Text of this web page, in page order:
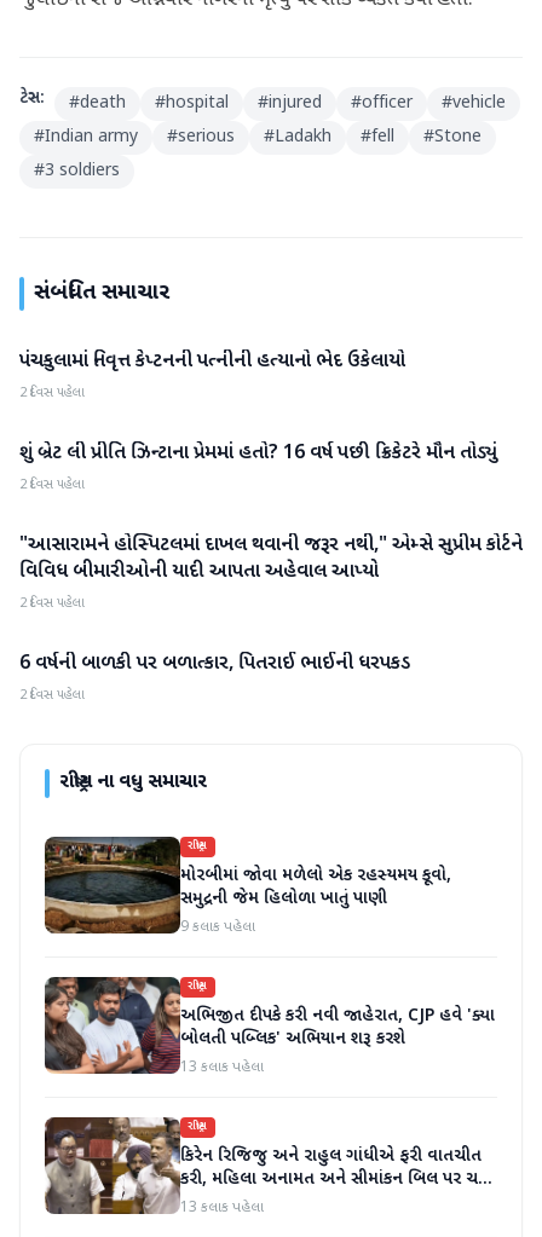
ટેગ્સ: #death #hospital #injured #officer #vehicle
#Indian army #serious #Ladakh #fell #Stone
#3 soldiers
સંબંધિત સમાચાર
રાષ્ટ્રીય
પંચકુલામાં નિવૃત્ત કેપ્ટનની પત્નીની હત્યાનો ભેદ ઉકેલાયો
2 દિવસ પહેલા
રાષ્ટ્રીય
શું બ્રેટ લી પ્રીતિ ઝિન્ટાના પ્રેમમાં હતો? 16 વર્ષ પછી ક્રિકેટરે મૌન તોડ્યું
2 દિવસ પહેલા
રાષ્ટ્રીય
"આસારામને હોસ્પિટલમાં દાખલ થવાની જરૂર નથી," એમ્સે સુપ્રીમ કોર્ટને
વિવિધ બીમારીઓની યાદી આપતા અહેવાલ આપ્યો
2 દિવસ પહેલા
રાષ્ટ્રીય
6 વર્ષની બાળકી પર બળાત્કાર, પિતરાઈ ભાઈની ધરપકડ
2 દિવસ પહેલા
રાષ્ટ્રીયના વધુ સમાચાર
રાષ્ટ્રીય
મોરબીમાં જોવા મળેલો એક રહસ્યમય કૂવો,
સમુદ્રની જેમ હિલોળા ખાતું પાણી
9 કલાક પહેલા
રાષ્ટ્રીય
અભિજીત દીપકે કરી નવી જાહેરાત, CJP હવે 'ક્યા
બોલતી પબ્લિક' અભિયાન શરૂ કરશે
13 કલાક પહેલા
રાષ્ટ્રીય
કિરેન રિજિજુ અને રાહુલ ગાંધીએ ફરી વાતચીત
કરી, મહિલા અનામત અને સીમાંકન બિલ પર ચર્ચા
કરી
13 કલાક પહેલા